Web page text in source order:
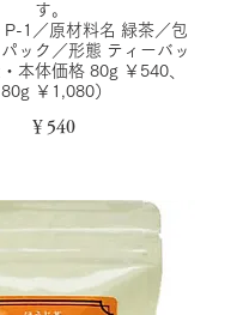
す。
P-1／原材料名 緑茶／包
ック／形態 ティーバッ
本体価格 80g ￥540、
￥1,080）
￥540